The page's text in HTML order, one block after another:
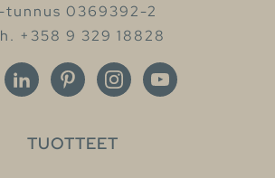
tunnus 0369392-2
+358 9 329 18828
TUOTTEET